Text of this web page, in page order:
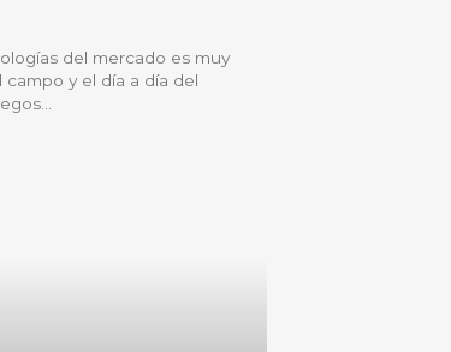
del mercado es muy
y el día a día del